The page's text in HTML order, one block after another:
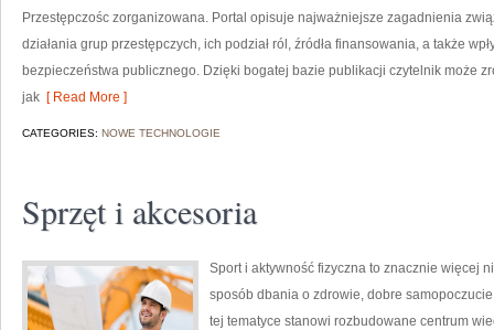
Przestępczośc zorganizowana. Portal opisuje najważniejsze zagadnienia
działania grup przestępczych, ich podział ról, źródła finansowania, a także
bezpieczeństwa publicznego. Dzięki bogatej bazie publikacji czytelnik może
jak [ Read More ]
CATEGORIES: NOWE TECHNOLOGIE
Sprzęt i akcesoria
Sport i aktywność fizyczna to znacznie więcej
sposób dbania o zdrowie, dobre
tej tematyce stanowi rozbudowane centrum